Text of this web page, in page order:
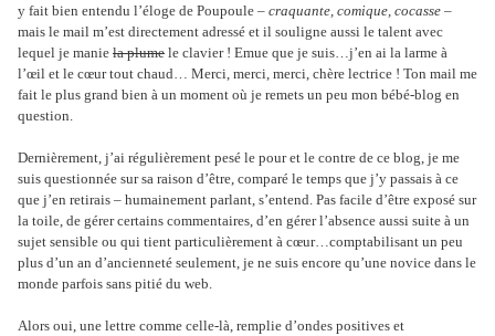
y fait bien entendu l’éloge de Poupoule – craquante, comique, cocasse –
mais le mail m’est directement adressé et il souligne aussi le talent avec
lequel je manie la plume le clavier ! Emue que je suis…j’en ai la larme à
l’œil et le cœur tout chaud… Merci, merci, merci, chère lectrice ! Ton mail me
fait le plus grand bien à un moment où je remets un peu mon bébé-blog en
question.
Dernièrement, j’ai régulièrement pesé le pour et le contre de ce blog, je me
suis questionnée sur sa raison d’être, comparé le temps que j’y passais à ce
que j’en retirais – humainement parlant, s’entend. Pas facile d’être exposé sur
la toile, de gérer certains commentaires, d’en gérer l’absence aussi suite à un
sujet sensible ou qui tient particulièrement à cœur…comptabilisant un peu
plus d’un an d’ancienneté seulement, je ne suis encore qu’une novice dans le
monde parfois sans pitié du web.
Alors oui, une lettre comme celle-là, remplie d’ondes positives et